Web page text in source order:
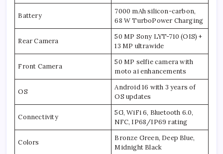
Battery
7000 mAh silicon-carbon,
68 W TurboPower Charging
Rear Camera
50 MP Sony LYT-710 (OIS) +
13 MP ultrawide
Front Camera
50 MP selfie camera with
moto ai enhancements
OS
Android 16 with 3 years of
OS updates
Connectivity
5G, WiFi 6, Bluetooth 6.0,
NFC, IP68/IP69 rating
Colors
Bronze Green, Deep Blue,
Midnight Black